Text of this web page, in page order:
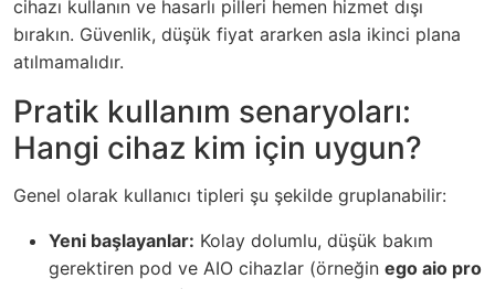
cihazı kullanın ve hasarlı pilleri hemen hizmet dışı
bırakın. Güvenlik, düşük fiyat ararken asla ikinci plana
atılmamalıdır.
Pratik kullanım senaryoları:
Hangi cihaz kim için uygun?
Genel olarak kullanıcı tipleri şu şekilde gruplanabilir:
Yeni başlayanlar: Kolay dolumlu, düşük bakım
gerektiren pod ve AIO cihazlar (örneğin ego aio pro